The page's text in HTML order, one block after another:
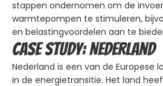
stappen ondernomen om de
warmtepompen te stimuleren,
en belastingvoordelen aan te
Case study: Nederland
Nederland is een van de Europese
in de energietransitie. Het land